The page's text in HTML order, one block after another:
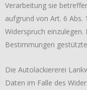
Verarbeitung sie
aufgrund von Art. 6 Abs.
Widerspruch
Bestimmungen
Die Autolackiererei
Daten im Falle des